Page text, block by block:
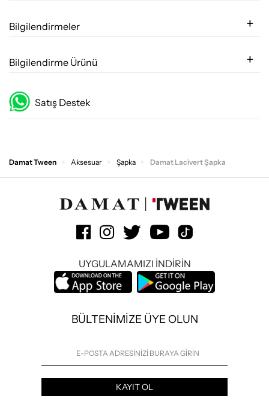
Bilgilendirmeler
Bilgilendirme Ürünü
Satış Destek
Damat Tween Aksesuar Şapka Damat Lacivert Şapka
UYGULAMAMIZI İNDİRİN
BÜLTENİMİZE ÜYE OLUN
KAYIT OL